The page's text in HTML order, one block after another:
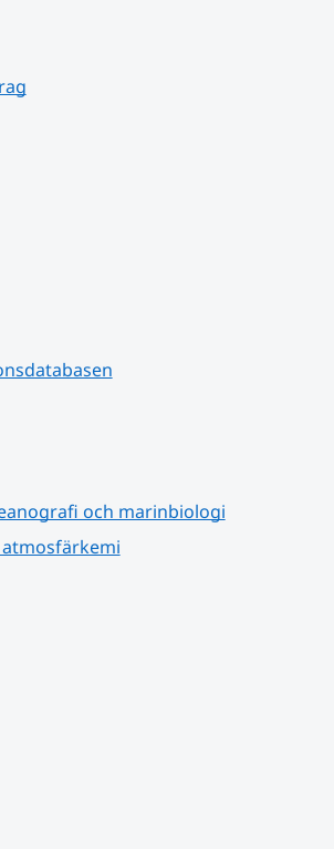
annan webbplats.
och marinbiologi
webbplats.
webbplats.